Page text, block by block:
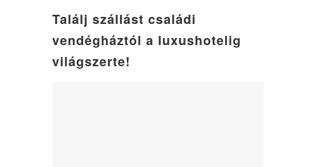
Találj szállást családi
vendégháztól a luxushotelig
világszerte!